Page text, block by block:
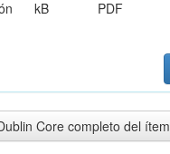
kB
PDF
Core completo del ítem